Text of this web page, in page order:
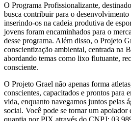
O Programa Profissionalizante,
busca contribuir para o desenvolvimento
inserindo-os na cadeia produtiva de
jovens foram encaminhados para o
desse programa. Além disso, o Projeto
conscientização ambiental, centrada na
abordando temas como lixo flutuante,
consciente.
O Projeto Grael não apenas forma
conscientes, capacitados e prontos para
vida, enquanto navegamos juntos pelas
social. Você pode se tornar um
quantia por PIX através do CNPJ: